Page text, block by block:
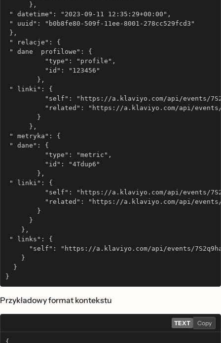
      },
" datetime": "2023-09-11 12:35:29+00:00",
" uuid": "b0b8fe80-509f-11ee-8001-278cc529fcd3"
},
" relacje": {
" dane  profilowe": {
          "type": "profile",
          "id": "123456"
        },
" linki": {
"self": "https://a.klaviyo.com/api/events/
"related": "https://a.klaviyo.com/api/
        }
      },
" metryka": {
" dane": {
          "type": "metric",
          "id": "4Tdup6"
        },
" linki": {
"self": "https://a.klaviyo.com/api/events/
"related": "https://a.klaviyo.com/api/
        }
      }
    },
" links": {
"self": "https://a.klaviyo.com/api/events/
    }
  }
}
Przykładowy format kontekstu
TEXT Copy